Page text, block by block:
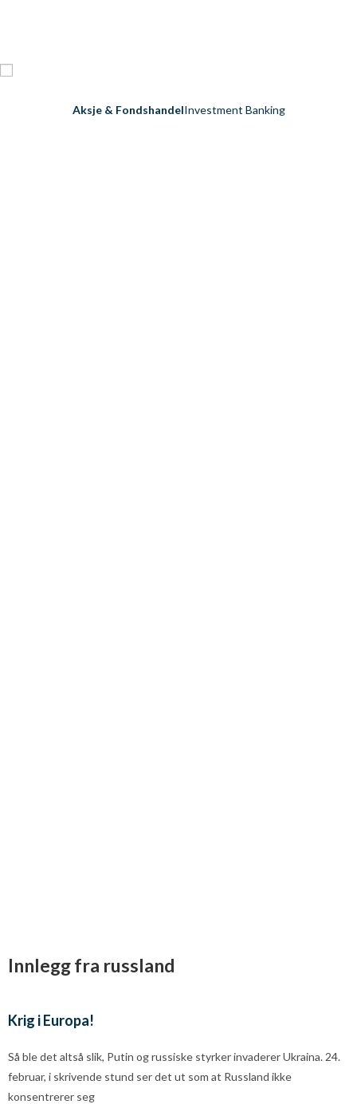
Aksje & FondshandelInvestment Banking
Innlegg fra russland
Krig i Europa!
Så ble det altså slik, Putin og russiske styrker invaderer Ukraina. 24.
februar, i skrivende stund ser det ut som at Russland ikke
konsentrerer seg